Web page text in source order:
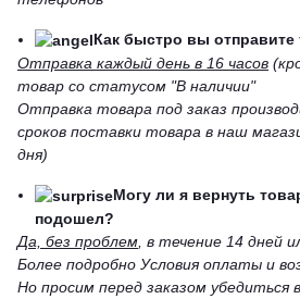
Как быстро вы отправите
Отправка каждый день в 16 часов
товар со статусом "В наличии"
Отправка товара под заказ
сроков поставки товара в наш
дня)
Могу ли я вернуть
подошел?
Да, без проблем , в течение 14 дней
Более подробно Условия оплаты и
Но просим перед заказом убедиться